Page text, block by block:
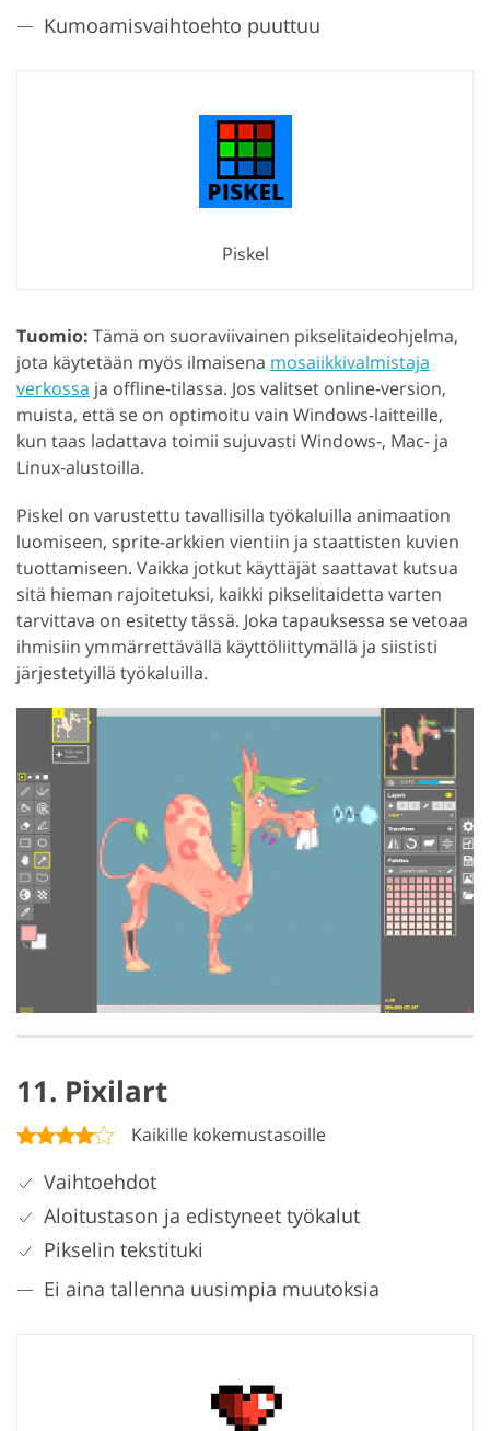
Kumoamisvaihtoehto puuttuu
Piskel
Tuomio: Tämä on suoraviivainen pikselitaideohjelma,
jota käytetään myös ilmaisena mosaiikkivalmistaja
verkossa ja offline-tilassa. Jos valitset online-version,
muista, että se on optimoitu vain Windows-laitteille,
kun taas ladattava toimii sujuvasti Windows-, Mac- ja
Linux-alustoilla.
Piskel on varustettu tavallisilla työkaluilla animaation
luomiseen, sprite-arkkien vientiin ja staattisten kuvien
tuottamiseen. Vaikka jotkut käyttäjät saattavat kutsua
sitä hieman rajoitetuksi, kaikki pikselitaidetta varten
tarvittava on esitetty tässä. Joka tapauksessa se vetoaa
ihmisiin ymmärrettävällä käyttöliittymällä ja siististi
järjestetyillä työkaluilla.
11. Pixilart
Kaikille kokemustasoille
Vaihtoehdot
Aloitustason ja edistyneet työkalut
Pikselin tekstituki
Ei aina tallenna uusimpia muutoksia